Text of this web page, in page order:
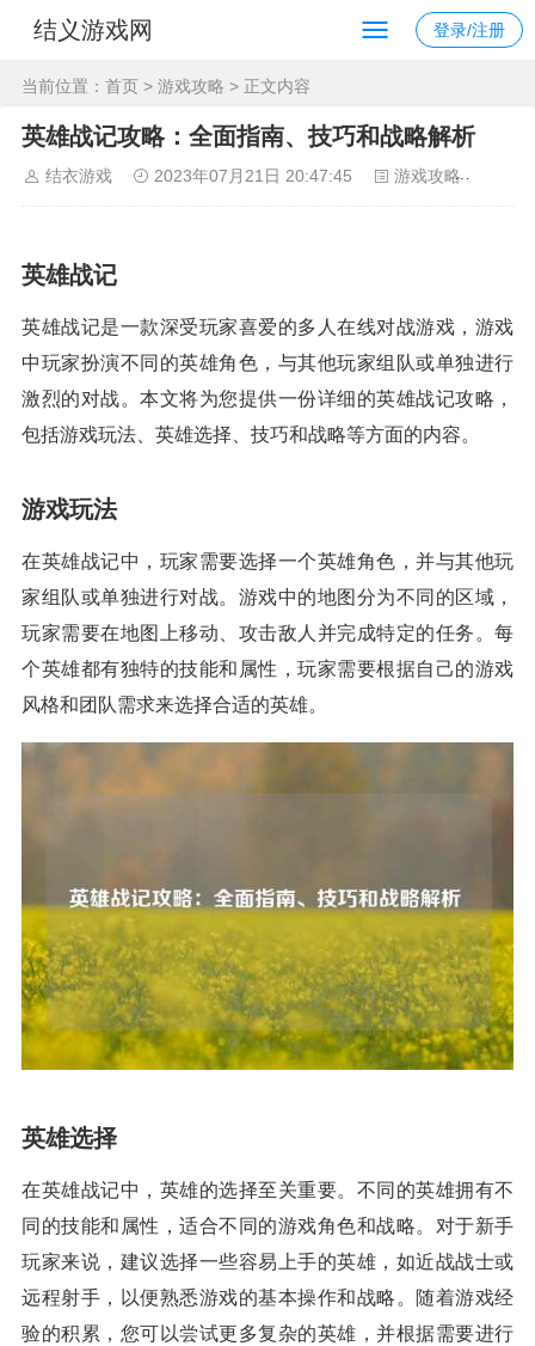
结义游戏网 登录/注册
当前位置： 首页 > 游戏攻略 > 正文内容
英雄战记攻略：全面指南、技巧和战略解析
结衣游戏 2023年07月21日 20:47:45 游戏攻略
英雄战记
英雄战记是一款深受玩家喜爱的多人在线对战游戏，游戏
中玩家扮演不同的英雄角色，与其他玩家组队或单独进行
激烈的对战。本文将为您提供一份详细的英雄战记攻略，
包括游戏玩法、英雄选择、技巧和战略等方面的内容。
游戏玩法
在英雄战记中，玩家需要选择一个英雄角色，并与其他玩
家组队或单独进行对战。游戏中的地图分为不同的区域，
玩家需要在地图上移动、攻击敌人并完成特定的任务。每
个英雄都有独特的技能和属性，玩家需要根据自己的游戏
风格和团队需求来选择合适的英雄。
英雄选择
在英雄战记中，英雄的选择至关重要。不同的英雄拥有不
同的技能和属性，适合不同的游戏角色和战略。对于新手
玩家来说，建议选择一些容易上手的英雄，如近战战士或
远程射手，以便熟悉游戏的基本操作和战略。随着游戏经
验的积累，您可以尝试更多复杂的英雄，并根据需要进行